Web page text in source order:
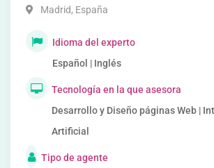
Madrid, España
Idioma del experto
Español | Inglés
Tecnología en la que asesora
Desarrollo y Diseño páginas Web |
Artificial
Tipo de agente